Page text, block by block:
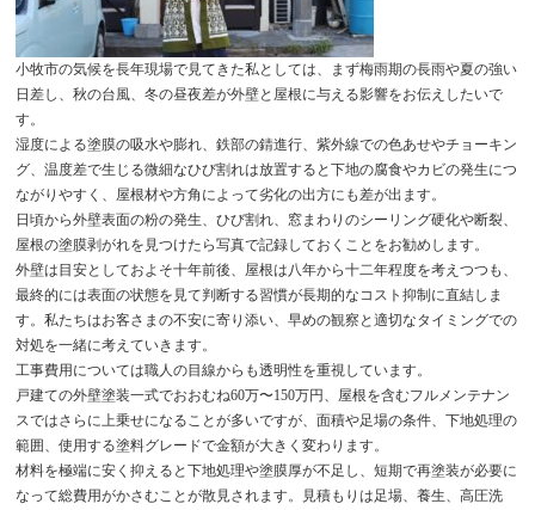
小牧市の気候を長年現場で見てきた私としては、まず梅雨期の長雨や夏の強い
日差し、秋の台風、冬の昼夜差が外壁と屋根に与える影響をお伝えしたいで
す。
湿度による塗膜の吸水や膨れ、鉄部の錆進行、紫外線での色あせやチョーキン
グ、温度差で生じる微細なひび割れは放置すると下地の腐食やカビの発生につ
ながりやすく、屋根材や方角によって劣化の出方にも差が出ます。
日頃から外壁表面の粉の発生、ひび割れ、窓まわりのシーリング硬化や断裂、
屋根の塗膜剥がれを見つけたら写真で記録しておくことをお勧めします。
外壁は目安としておよそ十年前後、屋根は八年から十二年程度を考えつつも、
最終的には表面の状態を見て判断する習慣が長期的なコスト抑制に直結しま
す。私たちはお客さまの不安に寄り添い、早めの観察と適切なタイミングでの
対処を一緒に考えていきます。
工事費用については職人の目線からも透明性を重視しています。
戸建ての外壁塗装一式でおおむね60万〜150万円、屋根を含むフルメンテナン
スではさらに上乗せになることが多いですが、面積や足場の条件、下地処理の
範囲、使用する塗料グレードで金額が大きく変わります。
材料を極端に安く抑えると下地処理や塗膜厚が不足し、短期で再塗装が必要に
なって総費用がかさむことが散見されます。見積もりは足場、養生、高圧洗